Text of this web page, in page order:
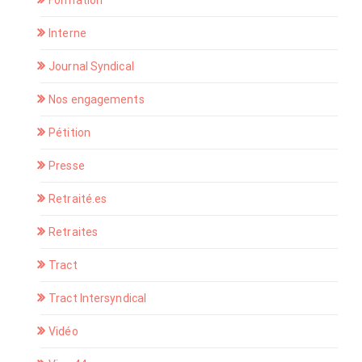
Interne
Journal Syndical
Nos engagements
Pétition
Presse
Retraité.es
Retraites
Tract
Tract Intersyndical
Vidéo